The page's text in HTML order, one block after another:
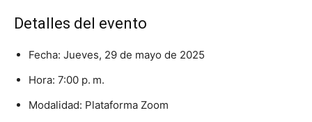
Detalles del evento
Fecha: Jueves, 29 de mayo de 2025
Hora: 7:00 p. m.
Modalidad: Plataforma Zoom